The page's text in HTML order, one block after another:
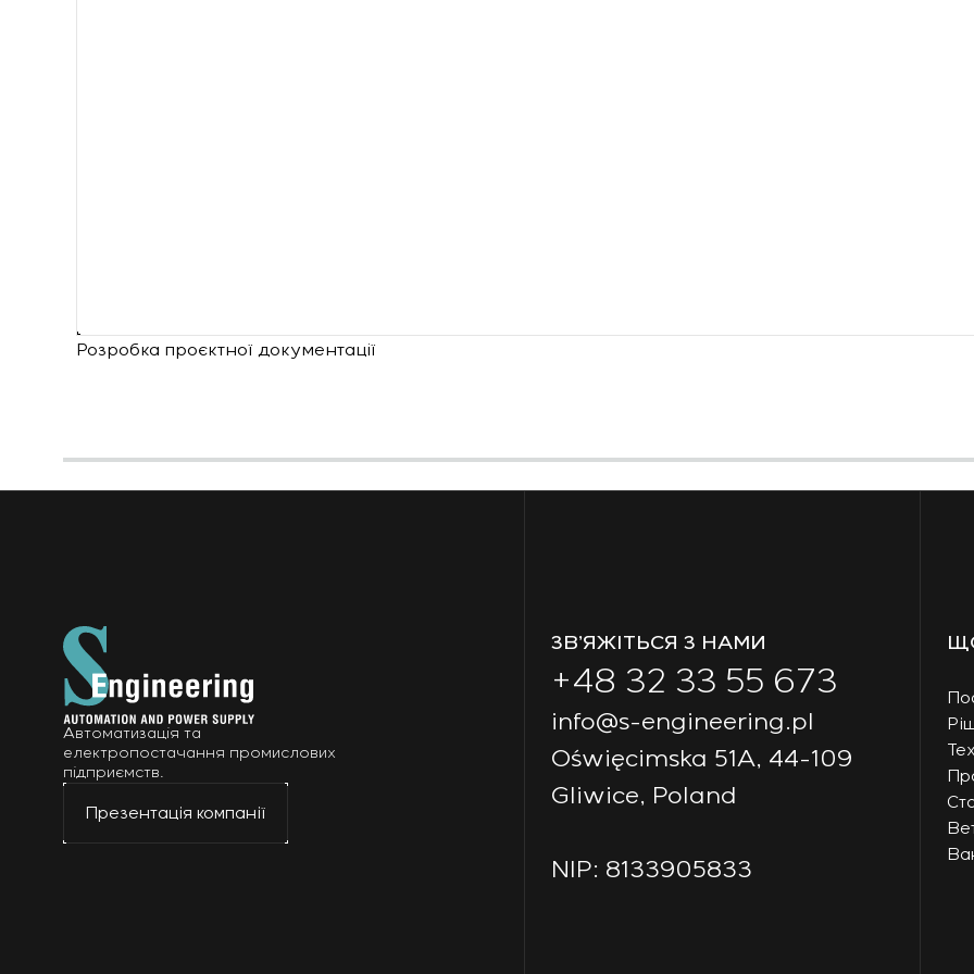
Розробка проєктної документації
Автоматизація та
електропостачання промислових
підприємств.
Презентація компанії
ЗВ’ЯЖІТЬСЯ З НАМИ
+48 32 33 55 673
info@s-engineering.pl
Oświęcimska 51A, 44-109
Gliwice, Poland
NIP: 8133905833